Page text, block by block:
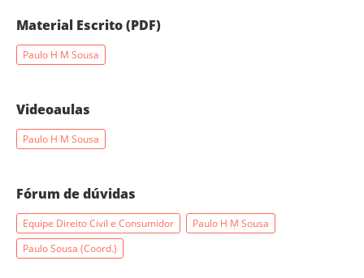
Material Escrito (PDF)
Paulo H M Sousa
Videoaulas
Paulo H M Sousa
Fórum de dúvidas
Equipe Direito Civil e Consumidor
Paulo H M Sousa
Paulo Sousa (Coord.)